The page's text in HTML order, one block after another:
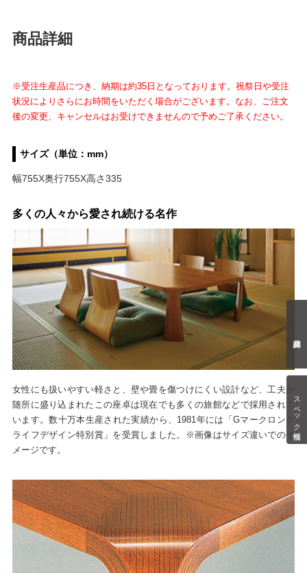
スペック情報
商品詳細
※受注生産品につき、納期は約35日となっております。祝祭日や受注
状況によりさらにお時間をいただく場合がございます。なお、ご注文
後の変更、キャンセルはお受けできませんので予めご了承ください。
サイズ（単位：mm）
幅755X奥行755X高さ335
多くの人々から愛され続ける名作
女性にも扱いやすい軽さと、壁や畳を傷つけにくい設計など、工夫が
随所に盛り込まれたこの座卓は現在でも多くの旅館などで採用されて
います。数十万本生産された実績から、1981年には「Gマークロング
ライフデザイン特別賞」を受賞しました。※画像はサイズ違いでのイ
メージです。